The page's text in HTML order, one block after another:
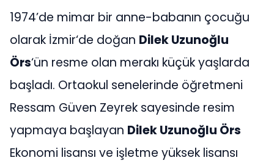
1974’de mimar bir anne-babanın çocuğu
olarak İzmir‘de doğan Dilek Uzunoğlu
Örs‘ün resme olan merakı küçük yaşlarda
başladı. Ortaokul senelerinde öğretmeni
Ressam Güven Zeyrek sayesinde resim
yapmaya başlayan Dilek Uzunoğlu Örs
Ekonomi lisansı ve işletme yüksek lisansı